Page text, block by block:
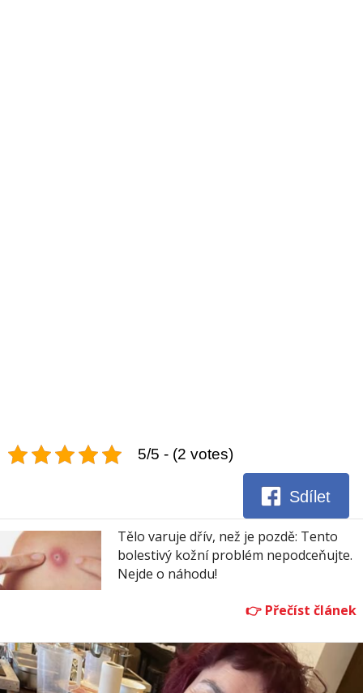
5/5 - (2 votes)
Sdílet
Tělo varuje dřív, než je pozdě: Tento
bolestivý kožní problém nepodceňujte.
Nejde o náhodu!